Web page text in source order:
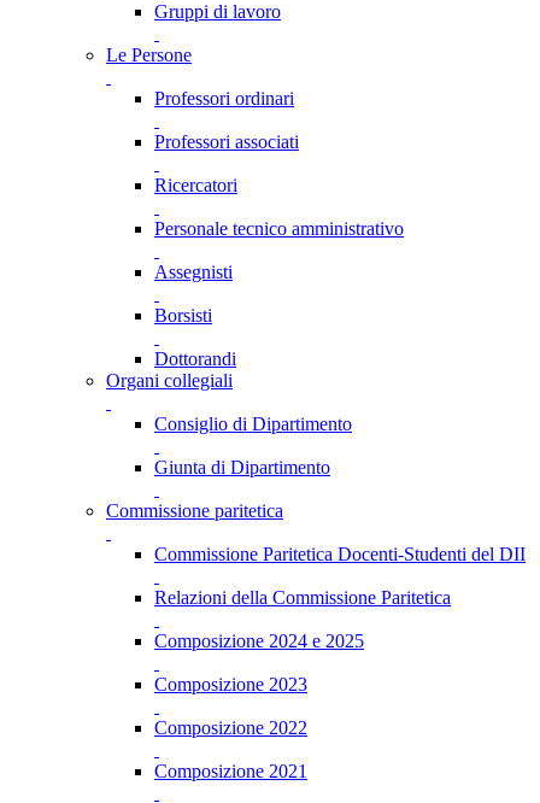
Gruppi di lavoro
Le Persone
Professori ordinari
Professori associati
Ricercatori
Personale tecnico amministrativo
Assegnisti
Borsisti
Dottorandi
Organi collegiali
Consiglio di Dipartimento
Giunta di Dipartimento
Commissione paritetica
Commissione Paritetica Docenti-Studenti del DII
Relazioni della Commissione Paritetica
Composizione 2024 e 2025
Composizione 2023
Composizione 2022
Composizione 2021